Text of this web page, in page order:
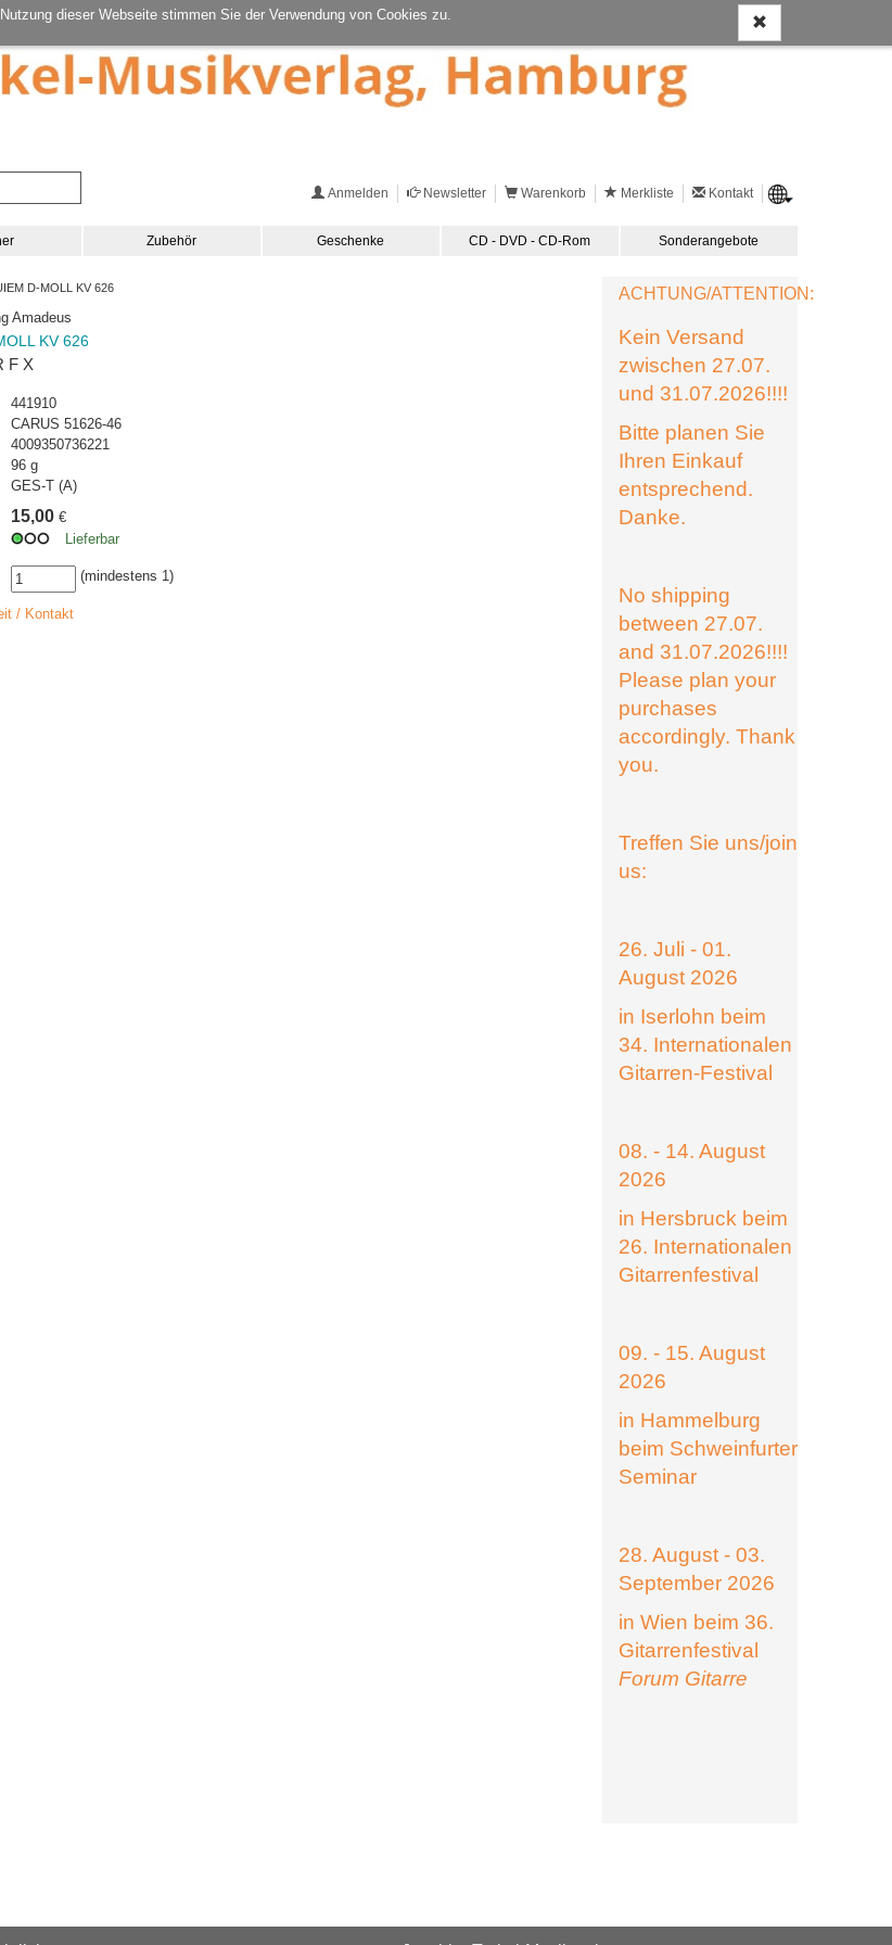
dieser Webseite stimmen Sie der Verwendung von Cookies zu.
Anmelden Newsletter Warenkorb Merkliste Kontakt
Zubehör Geschenke CD - DVD - CD-Rom Sonderangebote
D-MOLL KV 626
Amadeus
KV 626
F X
441910
CARUS 51626-46
4009350736221
96 g
GES-T (A)
15,00 €
Lieferbar
(mindestens 1)
/ Kontakt
ACHTUNG/ATTENTION:
Kein Versand
zwischen 27.07.
und 31.07.2026!!!!
Bitte planen Sie
Ihren Einkauf
entsprechend.
Danke.
No shipping
between 27.07.
and 31.07.2026!!!!
Please plan your
purchases
accordingly. Thank
you.
Treffen Sie uns/join
us:
26. Juli - 01.
August 2026
in Iserlohn beim
34. Internationalen
Gitarren-Festival
08. - 14. August
2026
in Hersbruck beim
26. Internationalen
Gitarrenfestival
09. - 15. August
2026
in Hammelburg
beim Schweinfurter
Seminar
28. August - 03.
September 2026
in Wien beim 36.
Gitarrenfestival
Forum Gitarre